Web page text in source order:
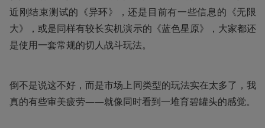
近刚结束测试的《异环》，还是目前有一些信息的《无限
大》，或是同样有较长实机演示的《蓝色星原》，大家都还
是使用一套常规的切人战斗玩法。
倒不是说这不好，而是市场上同类型的玩法实在太多了，我
真的有些审美疲劳——就像同时看到一堆育碧罐头的感觉。